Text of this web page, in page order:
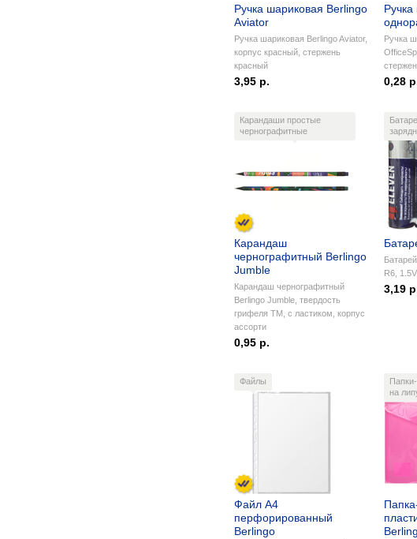
Ручка шариковая Berlingo
Aviator
Ручка шариковая Berlingo Aviator,
корпус красный, стержень
красный
3,95 р.
Ручка
0,28
Карандаши простые
чернографитные
Карандаш
чернографитный Berlingo
Jumble
Карандаш чернографитный
Berlingo Jumble, твердость
грифеля ТМ, c ластиком, корпус
ассорти
0,95 р.
R6,
3,19
Файлы
Файл А4
перфорированный
Berlingo
на